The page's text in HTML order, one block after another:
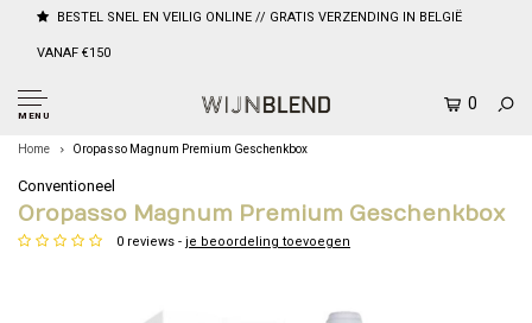
BESTEL SNEL EN VEILIG ONLINE // GRATIS VERZENDING IN BELGIË
VANAF €150
MENU
0
Home Oropasso Magnum Premium Geschenkbox
Conventioneel
Oropasso Magnum Premium Geschenkbox
0 reviews - je beoordeling toevoegen